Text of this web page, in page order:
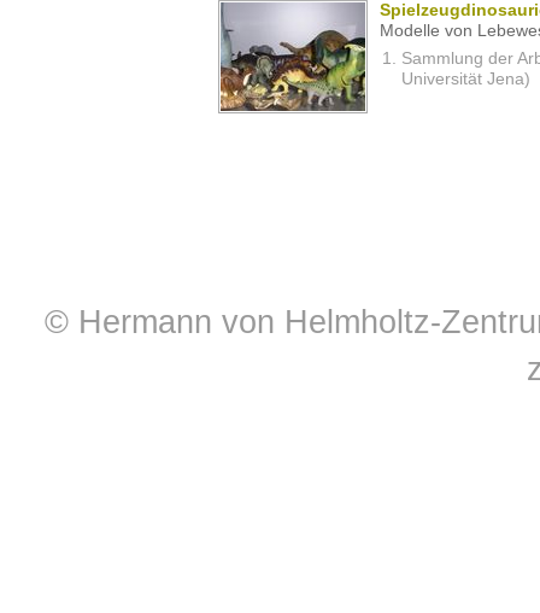
Modelle von
Sammlung der
Universität Jena)
© Hermann von Helmholtz-